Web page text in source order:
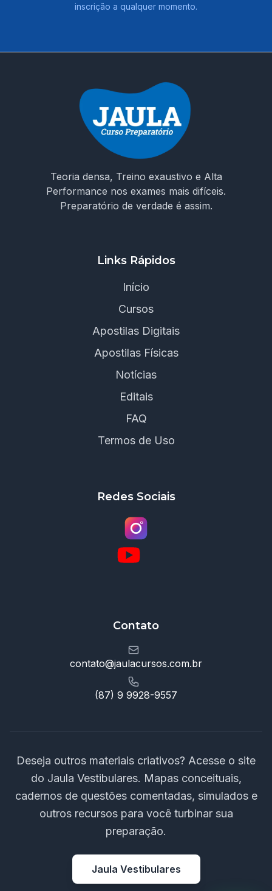
inscrição a qualquer momento.
Teoria densa, Treino exaustivo e Alta
Performance nos exames mais difíceis.
Preparatório de verdade é assim.
Links Rápidos
Início
Cursos
Apostilas Digitais
Apostilas Físicas
Notícias
Editais
FAQ
Termos de Uso
Redes Sociais
Contato
contato@jaulacursos.com.br
(87) 9 9928-9557
Deseja outros materiais criativos? Acesse o site
do Jaula Vestibulares. Mapas conceituais,
cadernos de questões comentadas, simulados e
outros recursos para você turbinar sua
preparação.
Jaula Vestibulares